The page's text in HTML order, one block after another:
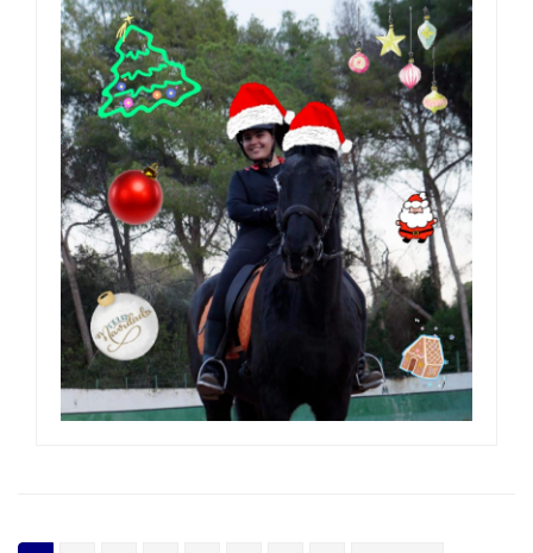
CASAL DE VERANO 2024
05 jun, 2024 0 Comment